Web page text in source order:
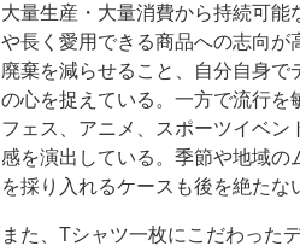
大量生産・大量消費から持続可
や長く愛用できる商品への志向
廃棄を減らせること、自分自身で
の心を捉えている。一方で流行を
フェス、アニメ、スポーツイベン
感を演出している。季節や地域の
を採り入れるケースも後を絶たな
また、Tシャツ一枚にこだわった